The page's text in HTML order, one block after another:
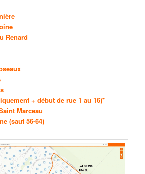
Renard
+ début de rue 1 au 16)*
Marceau
(sauf 56-64)